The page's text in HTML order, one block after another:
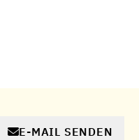
E-MAIL SENDEN